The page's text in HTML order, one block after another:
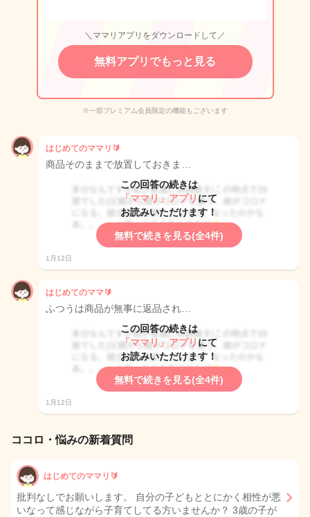
＼ママリアプリをダウンロードして／
無料アプリでもっと見る
※一部プレミアム会員限定の機能もございます
はじめてのママリ🔰
商品そのままで放置しておきま…
この回答の続きは
「ママリ」アプリ にて
お読みいただけます！
無料で続きを見る(全4件)
1月12日
はじめてのママ🔰
ふつうは商品が無事に返品され…
この回答の続きは
「ママリ」アプリ にて
お読みいただけます！
無料で続きを見る(全4件)
1月12日
ココロ・悩みの新着質問
はじめてのママリ🔰
批判なしでお願いします。 自分の子どもととにかく相性が悪
いなって感じながら子育てしてる方いませんか？ 3歳の子が